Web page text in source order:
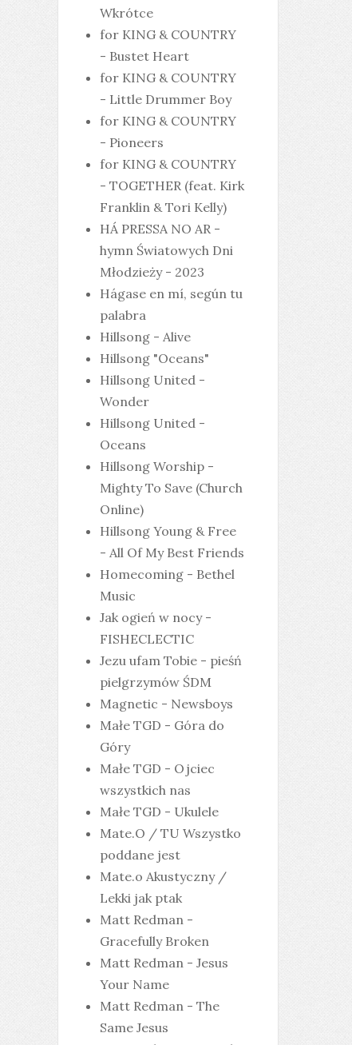
Wkrótce
for KING & COUNTRY
- Bustet Heart
for KING & COUNTRY
- Little Drummer Boy
for KING & COUNTRY
- Pioneers
for KING & COUNTRY
- TOGETHER (feat. Kirk
Franklin & Tori Kelly)
HÁ PRESSA NO AR -
hymn Światowych Dni
Młodzieży - 2023
Hágase en mí, según tu
palabra
Hillsong - Alive
Hillsong "Oceans"
Hillsong United -
Wonder
Hillsong United -
Oceans
Hillsong Worship -
Mighty To Save (Church
Online)
Hillsong Young & Free
- All Of My Best Friends
Homecoming - Bethel
Music
Jak ogień w nocy -
FISHECLECTIC
Jezu ufam Tobie - pieśń
pielgrzymów ŚDM
Magnetic - Newsboys
Małe TGD - Góra do
Góry
Małe TGD - Ojciec
wszystkich nas
Małe TGD - Ukulele
Mate.O / TU Wszystko
poddane jest
Mate.o Akustyczny /
Lekki jak ptak
Matt Redman -
Gracefully Broken
Matt Redman - Jesus
Your Name
Matt Redman - The
Same Jesus